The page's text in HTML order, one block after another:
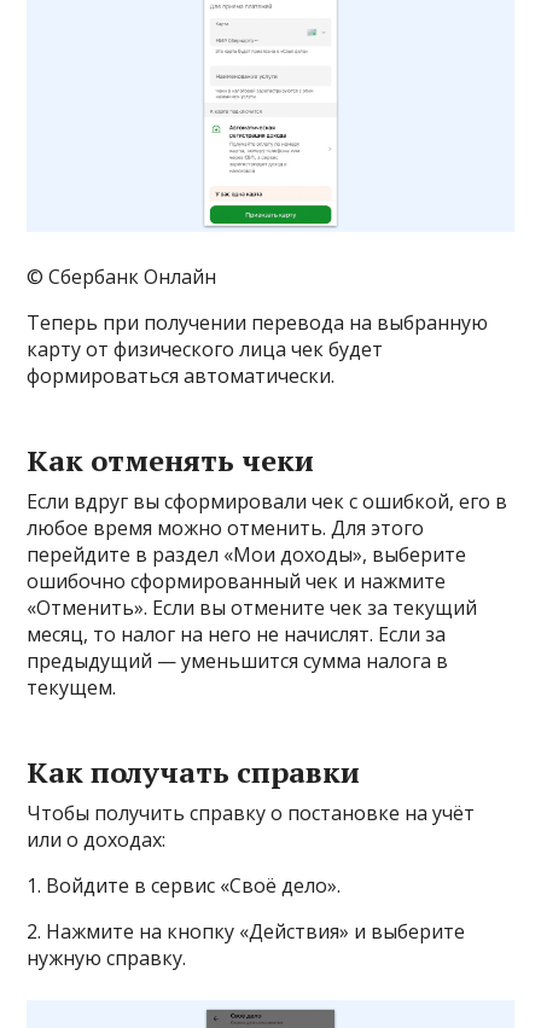
© Сбербанк Онлайн
Теперь при получении перевода на выбранную
карту от физического лица чек будет
формироваться автоматически.
Как отменять чеки
Если вдруг вы сформировали чек с ошибкой, его в
любое время можно отменить. Для этого
перейдите в раздел «Мои доходы», выберите
ошибочно сформированный чек и нажмите
«Отменить». Если вы отмените чек за текущий
месяц, то налог на него не начислят. Если за
предыдущий — уменьшится сумма налога в
текущем.
Как получать справки
Чтобы получить справку о постановке на учёт
или о доходах:
1. Войдите в сервис «Своё дело».
2. Нажмите на кнопку «Действия» и выберите
нужную справку.